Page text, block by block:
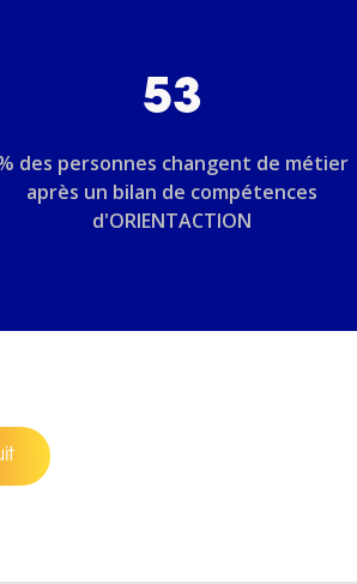
53
des personnes changent de métier
après un bilan de compétences
d'ORIENTACTION